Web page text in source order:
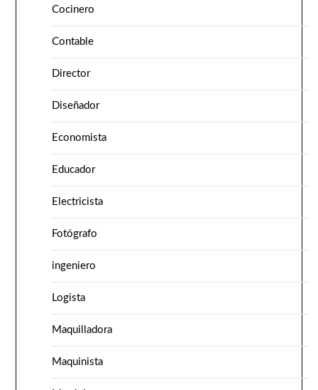
Cocinero
Contable
Director
Diseñador
Economista
Educador
Electricista
Fotógrafo
ingeniero
Logista
Maquilladora
Maquinista